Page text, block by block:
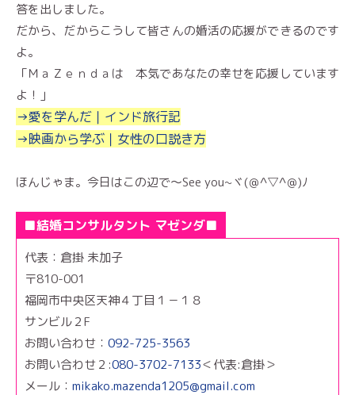
答を出しました。
だから、だからこうして皆さんの婚活の応援ができるのです
よ。
「ＭａＺｅｎｄａは 本気であなたの幸せを応援しています
よ！」
→愛を学んだ｜インド旅行記
→映画から学ぶ｜女性の口説き方
ほんじゃま。今日はこの辺で～See you~ヾ(＠^▽^＠)ﾉ
■結婚コンサルタント マゼンダ■
代表：倉掛 未加子
〒810-001
福岡市中央区天神４丁目１－１８
サンビル２F
お問い合わせ： 092-725-3563
お問い合わせ２:080-3702-7133＜代表:倉掛＞
メール： mikako.mazenda1205@gmail.com